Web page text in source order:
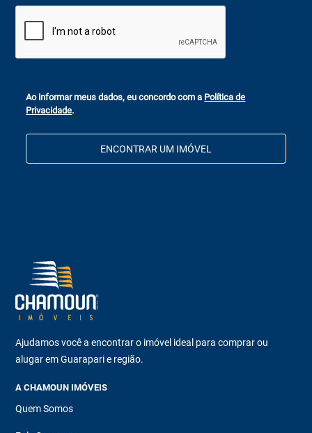
Ao informar meus dados, eu concordo com a Política de
Privacidade.
ENCONTRAR UM IMÓVEL
Ajudamos você a encontrar o imóvel ideal para comprar ou
alugar em Guarapari e região.
A CHAMOUN IMÓVEIS
Quem Somos